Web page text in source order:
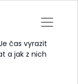
čas vyrazit
a jak z nich